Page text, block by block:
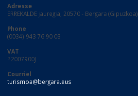
Adresse
ERREKALDE jauregia, 20570 - Bergara (Gipuzkoa)
Phone
(0034) 943 76 90 03
VAT
P2007900J
Courriel
turismoa@bergara.eus